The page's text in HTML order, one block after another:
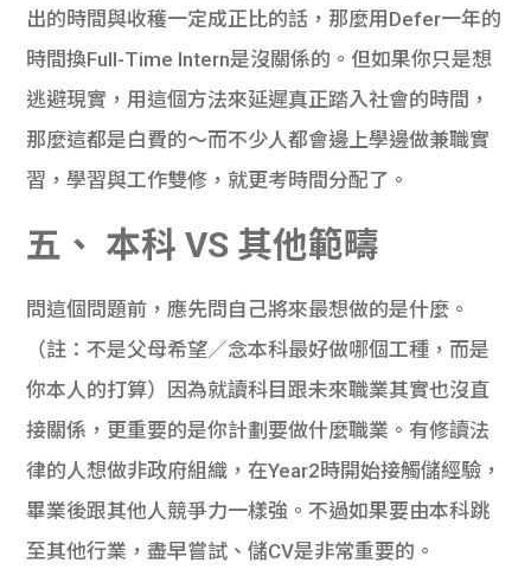
出的時間與收穫一定成正比的話，那麼用Defer一年的
時間換Full-Time Intern是沒關係的。但如果你只是想
逃避現實，用這個方法來延遲真正踏入社會的時間，
那麼這都是白費的～而不少人都會邊上學邊做兼職實
習，學習與工作雙修，就更考時間分配了。
五、 本科 VS 其他範疇
問這個問題前，應先問自己將來最想做的是什麼。
（註：不是父母希望／念本科最好做哪個工種，而是
你本人的打算）因為就讀科目跟未來職業其實也沒直
接關係，更重要的是你計劃要做什麼職業。有修讀法
律的人想做非政府組織，在Year2時開始接觸儲經驗，
畢業後跟其他人競爭力一樣強。不過如果要由本科跳
至其他行業，盡早嘗試、儲CV是非常重要的。